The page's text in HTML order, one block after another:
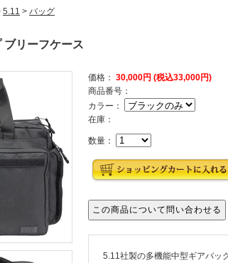
5.11 > バッグ
ブリーフケース
価格： 30,000円 (税込33,000円)
商品番号：
カラー：
在庫：
数量：
5.11社製の多機能中型ギアバッ